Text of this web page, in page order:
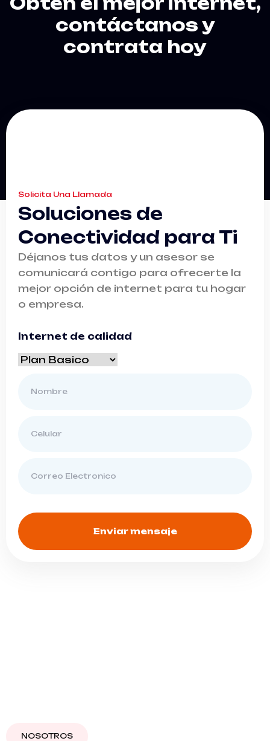
contáctanos y
contrata hoy
Solicita Una Llamada
Soluciones de
Conectividad para Ti
Déjanos tus datos y un asesor se
comunicará contigo para ofrecerte la
mejor opción de internet para tu hogar
o empresa.
Internet de calidad
Enviar mensaje
NOSOTROS